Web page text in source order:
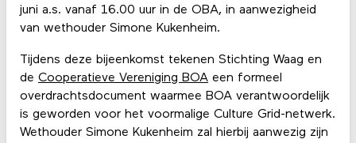
juni a.s. vanaf 16.00 uur in de OBA, in aanwezigheid
van wethouder Simone Kukenheim.
Tijdens deze bijeenkomst tekenen Stichting Waag en
de Cooperatieve Vereniging BOAeen formeel
overdrachtsdocument waarmee BOA verantwoordelijk
is geworden voor het voormalige Culture Grid-netwerk.
Wethouder Simone Kukenheim zal hierbij aanwezig zijn